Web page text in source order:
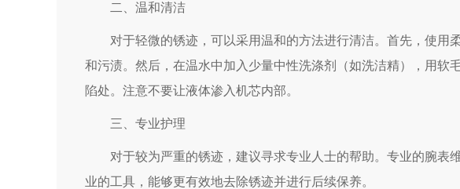
二、温和清洁
对于轻微的锈迹，可以采用温和的方法进行清洁。首先，使用
和污渍。然后，在温水中加入少量中性洗涤剂（如洗洁精），用软
陷处。注意不要让液体渗入机芯内部。
三、专业护理
对于较为严重的锈迹，建议寻求专业人士的帮助。专业的腕表
业的工具，能够更有效地去除锈迹并进行后续保养。